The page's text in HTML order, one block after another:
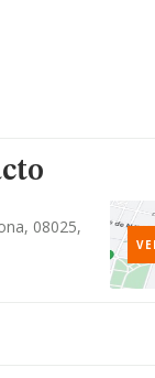
08025,